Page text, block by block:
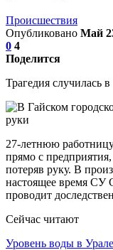
Происшествия
Опубликовано Май
0 4
Поделится
Трагедия случилась
27-летнюю
прямо с
потеряв руку. В
настоящее время СУ
проводит
Сейчас читают
Уровень воды в